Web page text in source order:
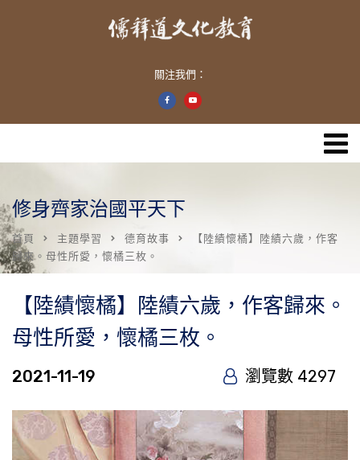
關注我們：
修身齊家治國平天下
首頁 主題學習 德育故事
【陸績懷橘】陸績六歲，作客
歸來。母性所愛，懷橘三枚。
【陸績懷橘】陸績六歲，作客歸來。
母性所愛，懷橘三枚。
2021-11-19 瀏覽數 4297